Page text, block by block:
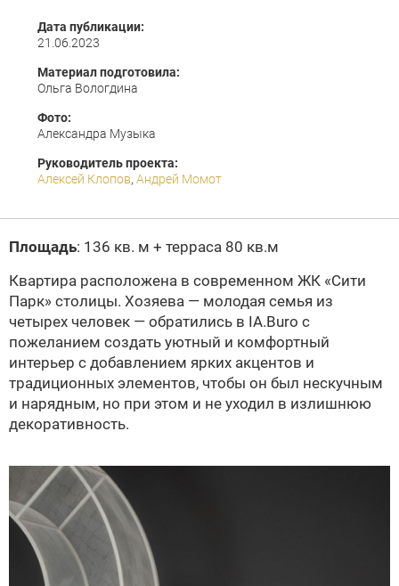
Дата публикации:
21.06.2023
Материал подготовила:
Ольга Вологдина
Фото:
Александра Музыка
Руководитель проекта:
Алексей Клопов, Андрей Момот
Площадь: 136 кв. м + терраса 80 кв.м
Квартира расположена в современном ЖК «Сити
Парк» столицы. Хозяева — молодая семья из
четырех человек — обратились в IA.Buro с
пожеланием создать уютный и комфортный
интерьер с добавлением ярких акцентов и
традиционных элементов, чтобы он был нескучным
и нарядным, но при этом и не уходил в излишнюю
декоративность.